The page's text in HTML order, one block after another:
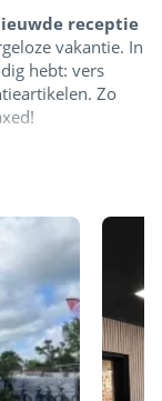
receptie
vakantie. In
hebt: vers
Zo